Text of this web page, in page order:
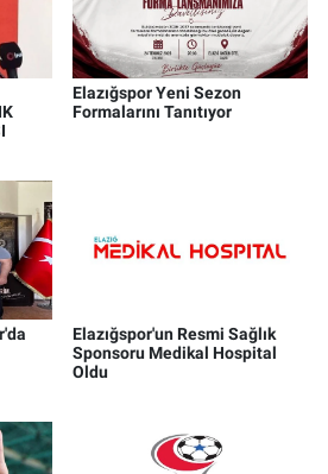
Elazığspor Yeni Sezon
Formalarını Tanıtıyor
Elazığspor'un Resmi Sağlık
Sponsoru Medikal Hospital
Oldu